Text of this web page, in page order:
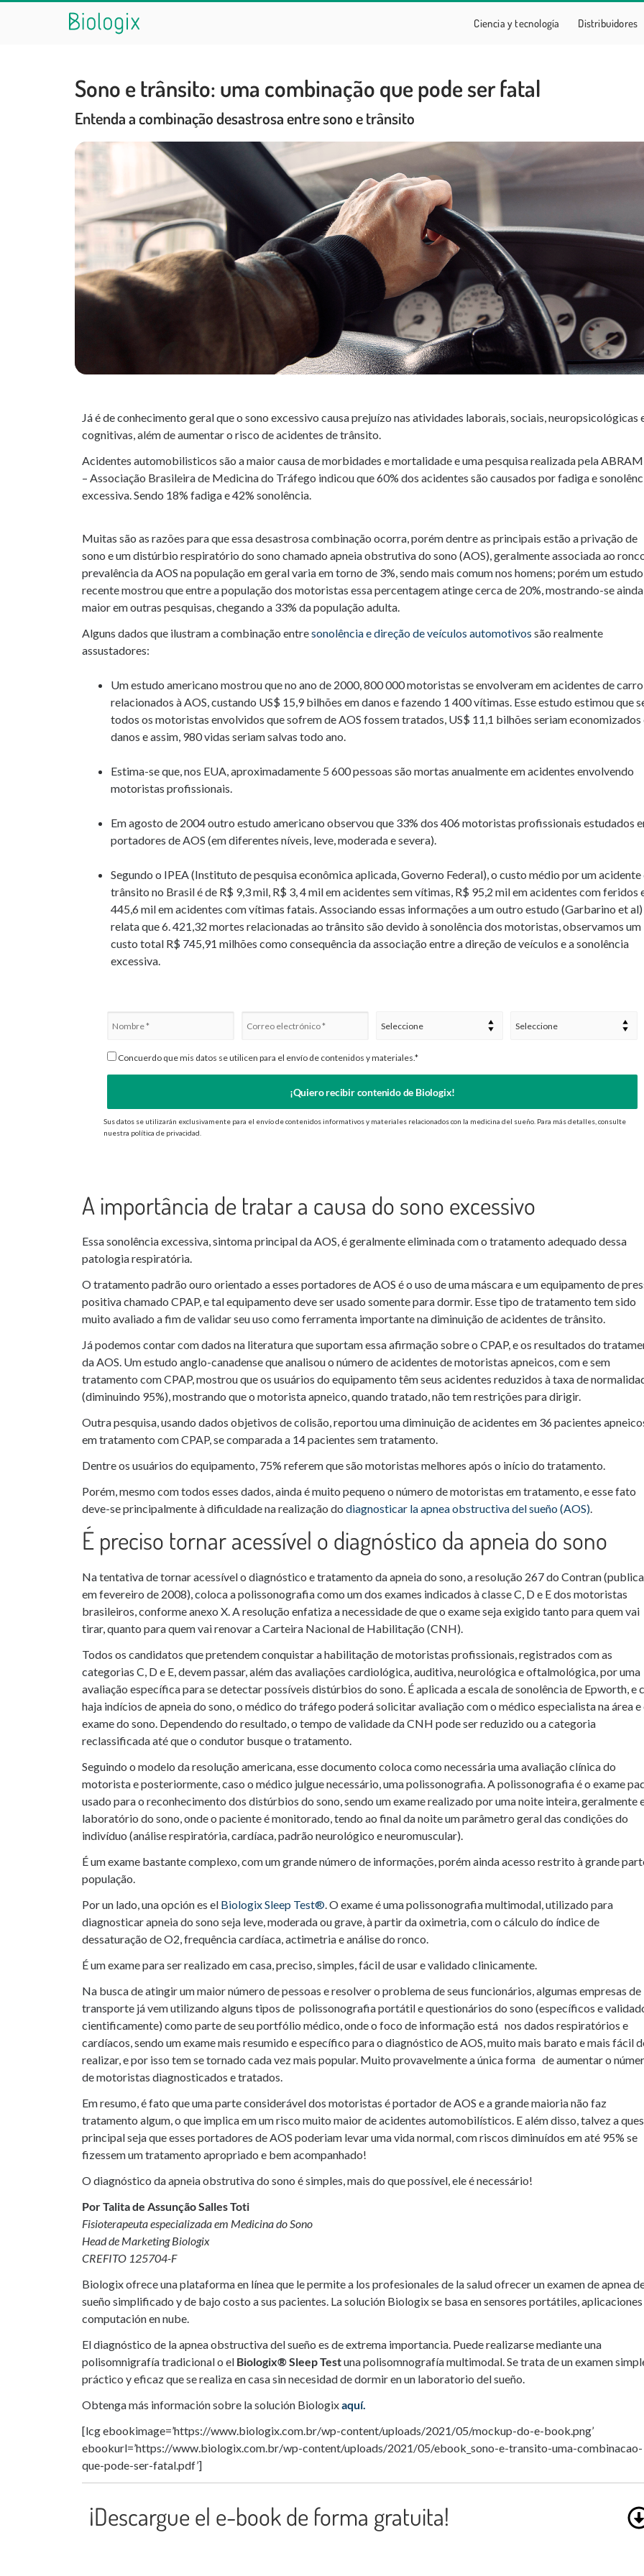
Ciencia y tecnología Distribuidores
Sono e trânsito: uma combinação que pode ser fatal
Entenda a combinação desastrosa entre sono e trânsito
Já é de conhecimento geral que o sono excessivo causa prejuízo nas atividades laborais, sociais, neuropsicológicas
cognitivas, além de aumentar o risco de acidentes de trânsito.
Acidentes automobilisticos são a maior causa de morbidades e mortalidade e uma pesquisa realizada pela
– Associação Brasileira de Medicina do Tráfego indicou que 60% dos acidentes são causados por fadiga e
excessiva. Sendo 18% fadiga e 42% sonolência.
Muitas são as razões para que essa desastrosa combinação ocorra, porém dentre as principais estão a privação de
sono e um distúrbio respiratório do sono chamado apneia obstrutiva do sono (AOS), geralmente associada ao
prevalência da AOS na população em geral varia em torno de 3%, sendo mais comum nos homens; porém um estudo
recente mostrou que entre a população dos motoristas essa percentagem atinge cerca de 20%, mostrando-se ainda
maior em outras pesquisas, chegando a 33% da população adulta.
Alguns dados que ilustram a combinação entresonolência e direção de veículos automotivos são realmente
assustadores:
Um estudo americano mostrou que no ano de 2000, 800 000 motoristas se envolveram em acidentes de carro
relacionados à AOS, custando US$ 15,9 bilhões em danos e fazendo 1 400 vítimas. Esse estudo estimou que
todos os motoristas envolvidos que sofrem de AOS fossem tratados, US$ 11,1 bilhões seriam economizados
danos e assim, 980 vidas seriam salvas todo ano.
Estima-se que, nos EUA, aproximadamente 5 600 pessoas são mortas anualmente em acidentes envolvendo
motoristas profissionais.
Em agosto de 2004 outro estudo americano observou que 33% dos 406 motoristas profissionais estudados
portadores de AOS (em diferentes níveis, leve, moderada e severa).
Segundo o IPEA (Instituto de pesquisa econômica aplicada, Governo Federal), o custo médio por um acidente
trânsito no Brasil é de R$ 9,3 mil, R$ 3, 4 mil em acidentes sem vítimas, R$ 95,2 mil em acidentes com feridos
445,6 mil em acidentes com vítimas fatais. Associando essas informações a um outro estudo (Garbarino et
relata que 6. 421,32 mortes relacionadas ao trânsito são devido à sonolência dos motoristas, observamos um
custo total R$ 745,91 milhões como consequência da associação entre a direção de veículos e a sonolência
excessiva.
Concuerdo que mis datos se utilicen para el envío de contenidos y materiales.*
¡Quiero recibir contenido de Biologix!
Sus datos se utilizarán exclusivamente para el envío de contenidos informativos y materiales relacionados con la medicina del sueño. Para más detalles, consulte
nuestra política de privacidad.
A importância de tratar a causa do sono excessivo
Essa sonolência excessiva, sintoma principal da AOS, é geralmente eliminada com o tratamento adequado dessa
patologia respiratória.
O tratamento padrão ouro orientado a esses portadores de AOS é o uso de uma máscara e um equipamento de
positiva chamado CPAP, e tal equipamento deve ser usado somente para dormir. Esse tipo de tratamento tem sido
muito avaliado a fim de validar seu uso como ferramenta importante na diminuição de acidentes de trânsito.
Já podemos contar com dados na literatura que suportam essa afirmação sobre o CPAP, e os resultados do
da AOS. Um estudo anglo-canadense que analisou o número de acidentes de motoristas apneicos, com e sem
tratamento com CPAP, mostrou que os usuários do equipamento têm seus acidentes reduzidos à taxa de
(diminuindo 95%), mostrando que o motorista apneico, quando tratado, não tem restrições para dirigir.
Outra pesquisa, usando dados objetivos de colisão, reportou uma diminuição de acidentes em 36 pacientes
em tratamento com CPAP, se comparada a 14 pacientes sem tratamento.
Dentre os usuários do equipamento, 75% referem que são motoristas melhores após o início do tratamento.
Porém, mesmo com todos esses dados, ainda é muito pequeno o número de motoristas em tratamento, e esse fato
deve-se principalmente à dificuldade na realização do diagnosticar la apnea obstructiva del sueño (AOS).
É preciso tornar acessível o diagnóstico da apneia do sono
Na tentativa de tornar acessível o diagnóstico e tratamento da apneia do sono, a resolução 267 do Contran
em fevereiro de 2008), coloca a polissonografia como um dos exames indicados à classe C, D e E dos motoristas
brasileiros, conforme anexo X. A resolução enfatiza a necessidade de que o exame seja exigido tanto para quem vai
tirar, quanto para quem vai renovar a Carteira Nacional de Habilitação (CNH).
Todos os candidatos que pretendem conquistar a habilitação de motoristas profissionais, registrados com as
categorias C, D e E, devem passar, além das avaliações cardiológica, auditiva, neurológica e oftalmológica, por uma
avaliação específica para se detectar possíveis distúrbios do sono. É aplicada a escala de sonolência de Epworth, e
haja indícios de apneia do sono, o médico do tráfego poderá solicitar avaliação com o médico especialista na área e
exame do sono. Dependendo do resultado, o tempo de validade da CNH pode ser reduzido ou a categoria
reclassificada até que o condutor busque o tratamento.
Seguindo o modelo da resolução americana, esse documento coloca como necessária uma avaliação clínica do
motorista e posteriormente, caso o médico julgue necessário, uma polissonografia. A polissonografia é o exame
usado para o reconhecimento dos distúrbios do sono, sendo um exame realizado por uma noite inteira, geralmente
laboratório do sono, onde o paciente é monitorado, tendo ao final da noite um parâmetro geral das condições do
indivíduo (análise respiratória, cardíaca, padrão neurológico e neuromuscular).
É um exame bastante complexo, com um grande número de informações, porém ainda acesso restrito à grande
população.
Por un lado, una opción es el Biologix Sleep Test® . O exame é uma polissonografia multimodal, utilizado para
diagnosticar apneia do sono seja leve, moderada ou grave, à partir da oximetria, com o cálculo do índice de
dessaturação de O2, frequência cardíaca, actimetria e análise do ronco.
É um exame para ser realizado em casa, preciso, simples, fácil de usar e validado clinicamente.
Na busca de atingir um maior número de pessoas e resolver o problema de seus funcionários, algumas empresas de
transporte já vem utilizando alguns tipos de polissonografia portátil e questionários do sono (específicos e
cientificamente) como parte de seu portfólio médico, onde o foco de informação está nos dados respiratórios e
cardíacos, sendo um exame mais resumido e específico para o diagnóstico de AOS, muito mais barato e mais fácil
realizar, e por isso tem se tornado cada vez mais popular. Muito provavelmente a única forma de aumentar o
de motoristas diagnosticados e tratados.
Em resumo, é fato que uma parte considerável dos motoristas é portador de AOS e a grande maioria não faz
tratamento algum, o que implica em um risco muito maior de acidentes automobilísticos. E além disso, talvez a
principal seja que esses portadores de AOS poderiam levar uma vida normal, com riscos diminuídos em até 95% se
fizessem um tratamento apropriado e bem acompanhado!
O diagnóstico da apneia obstrutiva do sono é simples, mais do que possível, ele é necessário!
Por Talita de Assunção Salles Toti
Fisioterapeuta especializada em Medicina do Sono
Head de Marketing Biologix
CREFITO 125704-F
Biologix ofrece una plataforma en línea que le permite a los profesionales de la salud ofrecer un examen de apnea
sueño simplificado y de bajo costo a sus pacientes. La solución Biologix se basa en sensores portátiles,
computación en nube.
El diagnóstico de la apnea obstructiva del sueño es de extrema importancia. Puede realizarse mediante una
polisomnigrafía tradicional o el Biologix® Sleep Testuna polisomnografía multimodal. Se trata de un examen
práctico y eficaz que se realiza en casa sin necesidad de dormir en un laboratorio del sueño.
Obtenga más información sobre la solución Biologixaquí.
[lcg ebookimage=’https://www.biologix.com.br/wp-content/uploads/2021/05/mockup-do-e-book.png’
ebookurl=’https://www.biologix.com.br/wp-content/uploads/2021/05/ebook_sono-e-transito-uma-combinacao-
que-pode-ser-fatal.pdf’]
¡Descargue el e-book de forma gratuita!